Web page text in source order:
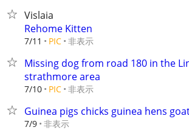
Vislaia
Rehome Kitten
7/11 PIC 非表示
Missing dog from road 180 in the
strathmore area
7/10 PIC 非表示
Guinea pigs chicks guinea hens
7/9 非表示